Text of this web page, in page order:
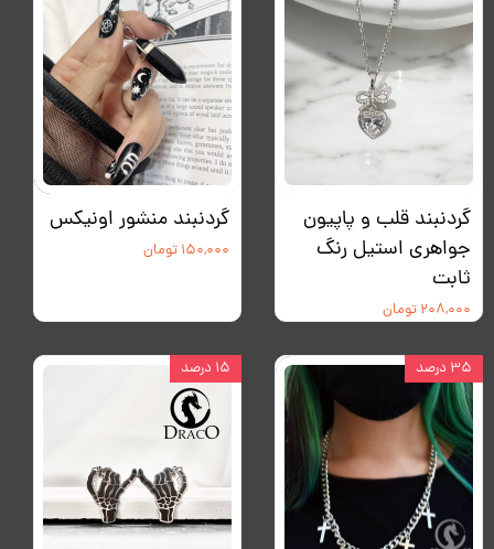
گردنبند قلب و پاپیون
جواهری استیل رنگ
ثابت
۲۰۸,۰۰۰ تومان
گردنبند منشور اونیکس
۱۵۰,۰۰۰ تومان
۳۵ درصد ۱۵ درصد